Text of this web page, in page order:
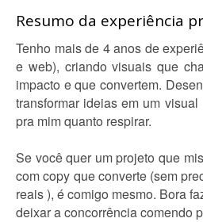
Resumo da experiência
Tenho mais de 4 anos de
e web), criando visuais que
impacto e que convertem.
transformar ideias em um
pra mim quanto respirar.
Se você quer um projeto que
com copy que converte (sem
reais ), é comigo mesmo. Bora
deixar a concorrência comendo